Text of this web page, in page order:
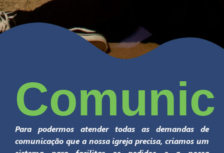
Comunic
Para podermos atender todas as demandas de
comunicação que a nossa igreja precisa, criamos um